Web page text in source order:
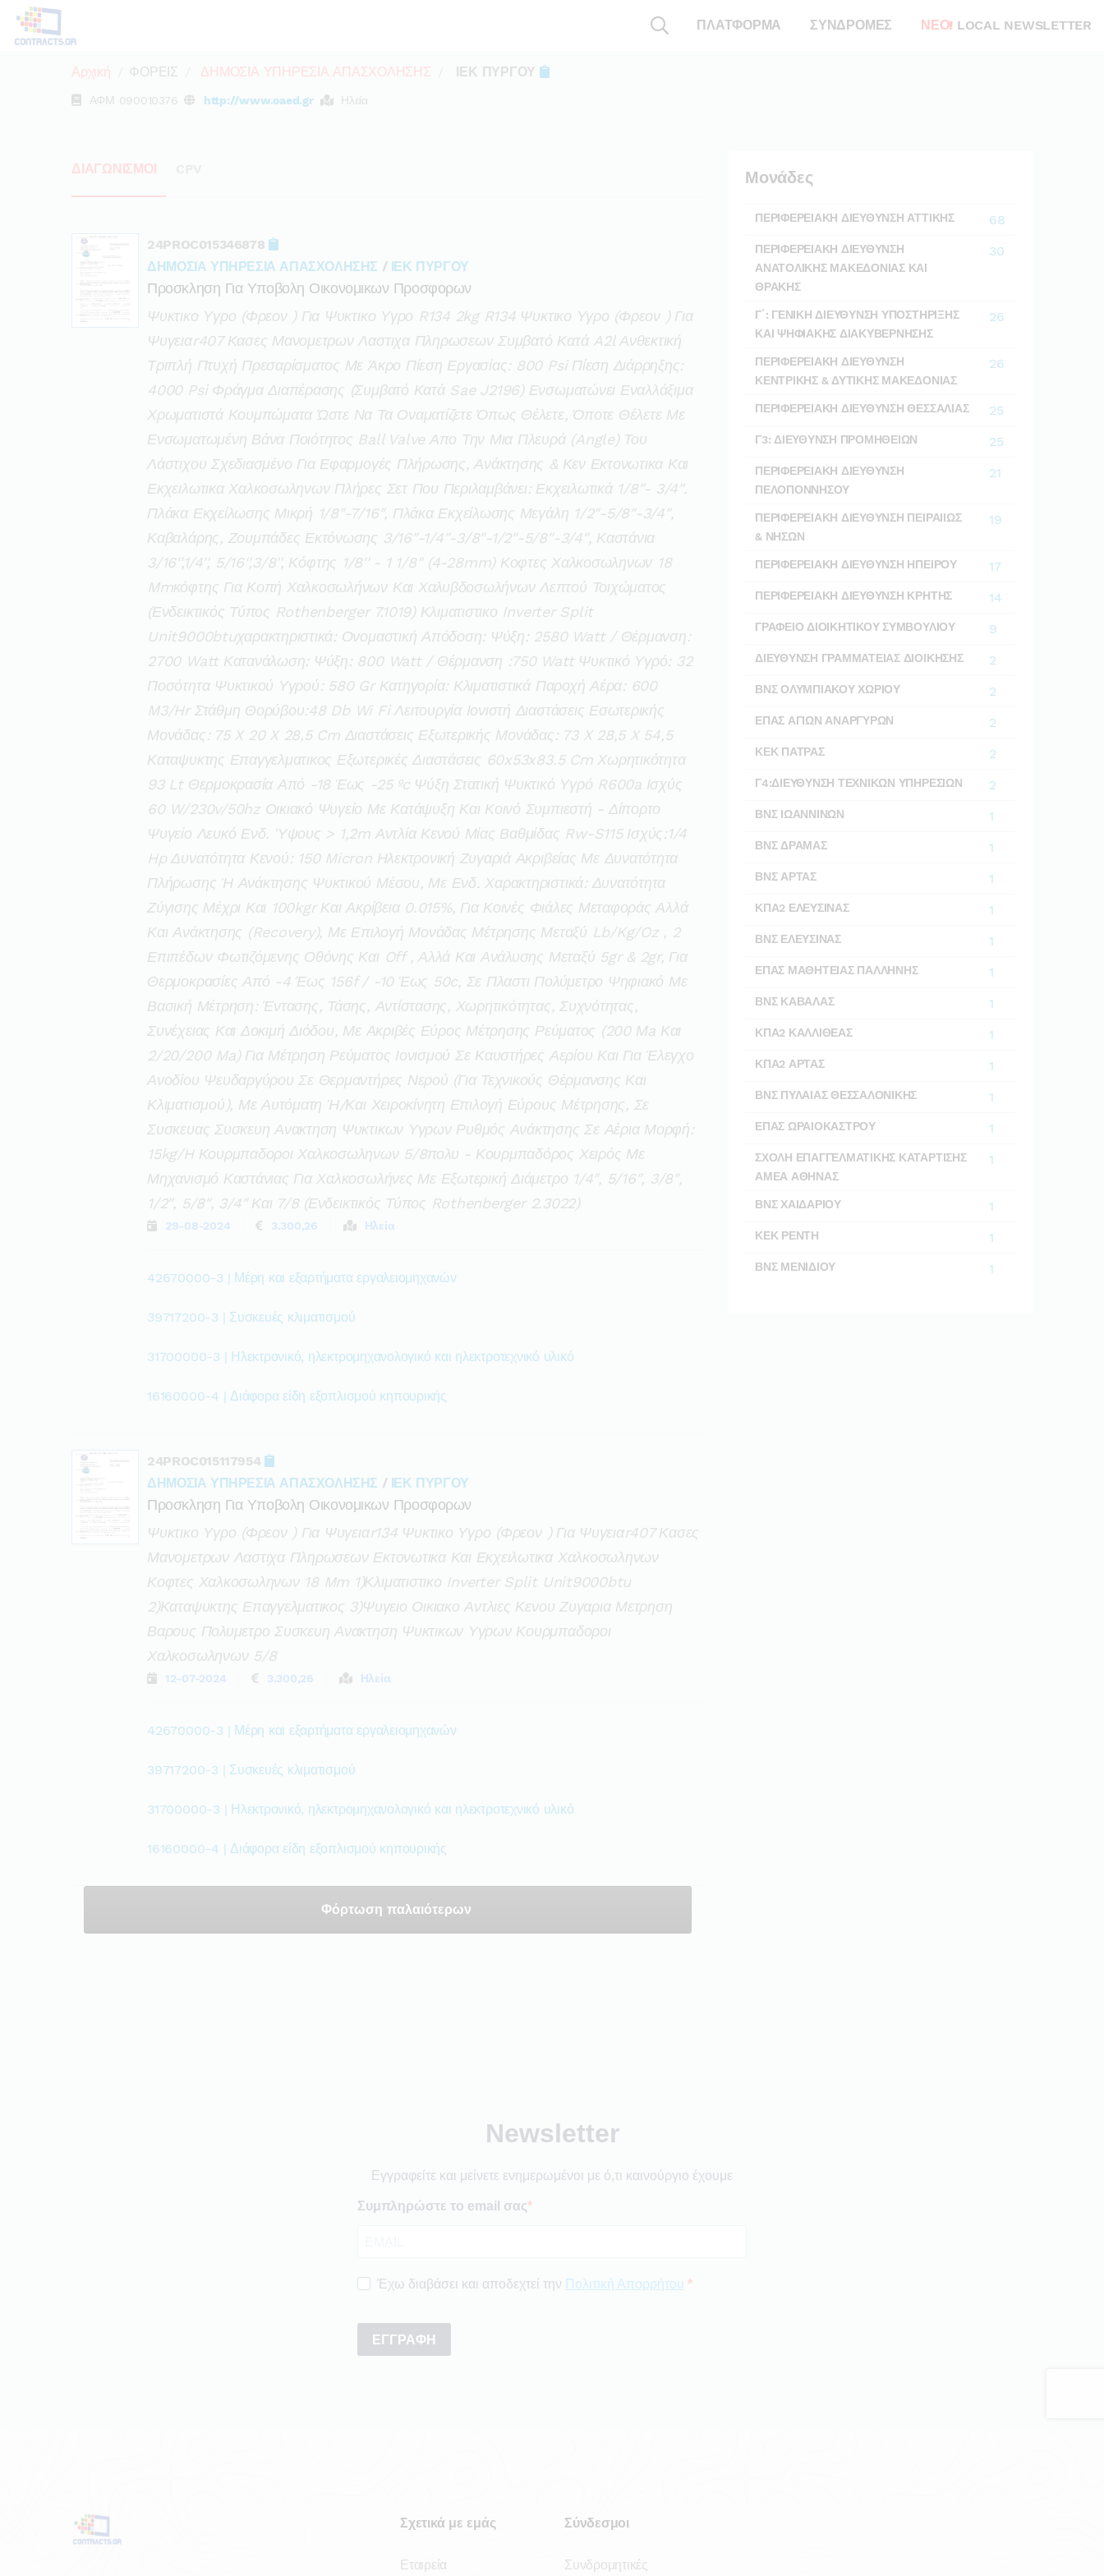
ΠΛΑΤΦΟΡΜΑ ΣΥΝΔΡΟΜΕΣ ΝΕΟ! LOCAL NEWSLETTER
Αρχική ΦΟΡΕΙΣ ΔΗΜΟΣΙΑ ΥΠΗΡΕΣΙΑ ΑΠΑΣΧΟΛΗΣΗΣ ΙΕΚ ΠΥΡΓΟΥ
ΑΦΜ 090010376 http://www.oaed.gr Ηλεία
Μονάδες
ΠΕΡΙΦΕΡΕΙΑΚΗ ΔΙΕΥΘΥΝΣΗ ΑΤΤΙΚΗΣ 68
ΠΕΡΙΦΕΡΕΙΑΚΗ ΔΙΕΥΘΥΝΣΗ
ΑΝΑΤΟΛΙΚΗΣ ΜΑΚΕΔΟΝΙΑΣ ΚΑΙ
ΘΡΑΚΗΣ
30
Γ΄: ΓΕΝΙΚΗ ΔΙΕΥΘΥΝΣΗ ΥΠΟΣΤΗΡΙΞΗΣ
ΚΑΙ ΨΗΦΙΑΚΗΣ ΔΙΑΚΥΒΕΡΝΗΣΗΣ
26
ΠΕΡΙΦΕΡΕΙΑΚΗ ΔΙΕΥΘΥΝΣΗ
ΚΕΝΤΡΙΚΗΣ & ΔΥΤΙΚΗΣ ΜΑΚΕΔΟΝΙΑΣ
26
ΠΕΡΙΦΕΡΕΙΑΚΗ ΔΙΕΥΘΥΝΣΗ ΘΕΣΣΑΛΙΑΣ 25
Γ3: ΔΙΕΥΘΥΝΣΗ ΠΡΟΜΗΘΕΙΩΝ 25
ΠΕΡΙΦΕΡΕΙΑΚΗ ΔΙΕΥΘΥΝΣΗ
ΠΕΛΟΠΟΝΝΗΣΟΥ
21
ΠΕΡΙΦΕΡΕΙΑΚΗ ΔΙΕΥΘΥΝΣΗ ΠΕΙΡΑΙΙΩΣ
& ΝΗΣΩΝ
19
ΠΕΡΙΦΕΡΕΙΑΚΗ ΔΙΕΥΘΥΝΣΗ ΗΠΕΙΡΟΥ 17
ΠΕΡΙΦΕΡΕΙΑΚΗ ΔΙΕΥΘΥΝΣΗ ΚΡΗΤΗΣ 14
ΓΡΑΦΕΙΟ ΔΙΟΙΚΗΤΙΚΟΥ ΣΥΜΒΟΥΛΙΟΥ 9
ΔΙΕΥΘΥΝΣΗ ΓΡΑΜΜΑΤΕΙΑΣ ΔΙΟΙΚΗΣΗΣ 2
ΒΝΣ ΟΛΥΜΠΙΑΚΟΥ ΧΩΡΙΟΥ 2
ΕΠΑΣ ΑΓΙΩΝ ΑΝΑΡΓΥΡΩΝ 2
ΚΕΚ ΠΑΤΡΑΣ 2
Γ4:ΔΙΕΥΘΥΝΣΗ ΤΕΧΝΙΚΩΝ ΥΠΗΡΕΣΙΩΝ 2
ΒΝΣ ΙΩΑΝΝΙΝΩΝ 1
ΒΝΣ ΔΡΑΜΑΣ 1
ΒΝΣ ΑΡΤΑΣ 1
ΚΠΑ2 ΕΛΕΥΣΙΝΑΣ 1
ΒΝΣ ΕΛΕΥΣΙΝΑΣ 1
ΕΠΑΣ ΜΑΘΗΤΕΙΑΣ ΠΑΛΛΗΝΗΣ 1
ΒΝΣ ΚΑΒΑΛΑΣ 1
ΚΠΑ2 ΚΑΛΛΙΘΕΑΣ 1
ΚΠΑ2 ΑΡΤΑΣ 1
ΒΝΣ ΠΥΛΑΙΑΣ ΘΕΣΣΑΛΟΝΙΚΗΣ 1
ΕΠΑΣ ΩΡΑΙΟΚΑΣΤΡΟΥ 1
ΣΧΟΛΗ ΕΠΑΓΓΕΛΜΑΤΙΚΗΣ ΚΑΤΑΡΤΙΣΗΣ
ΑΜΕΑ ΑΘΗΝΑΣ
1
ΒΝΣ ΧΑΙΔΑΡΙΟΥ 1
ΚΕΚ ΡΕΝΤΗ 1
ΒΝΣ ΜΕΝΙΔΙΟΥ 1
ΔΙΑΓΩΝΙΣΜΟΙ
24PROC015346878
ΔΗΜΟΣΙΑ ΥΠΗΡΕΣΙΑ ΑΠΑΣΧΟΛΗΣΗΣ / ΙΕΚ ΠΥΡΓΟΥ
Προσκληση Για Υποβολη Οικονομικων Προσφορων
Ψυκτικο Υγρο (φρεον ) Για Ψυκτικο Υγρο R134 2kg R134 Ψυκτικο Υγρο (φρεον ) Για
Ψυγειαr407 Κασες Μανομετρων Λαστιχα Πληρωσεων Συμβατό Κατά A2l Ανθεκτική
Τριπλή Πτυχή Πρεσαρίσματος Με Άκρο Πίεση Εργασίας: 800 Psi Πίεση Διάρρηξης:
4000 Psi Φράγμα Διαπέρασης (συμβατό Κατά Sae J2196) Ενσωματώνει Εναλλάξιμα
Χρωματιστά Κουμπώματα Ώστε Να Τα Οναματίζετε Όπως Θέλετε, Όποτε Θέλετε Με
Ενσωματωμένη Βάνα Ποιότητος Ball Valve Απο Την Μια Πλευρά (angle) Του
Λάστιχου Σχεδιασμένο Για Εφαρμογές Πλήρωσης, Ανάκτησης & Κεν Εκτονωτικα Και
Εκχειλωτικα Χαλκοσωληνων Πλήρες Σετ Που Περιλαμβάνει: Εκχειλωτικά 1/8″- 3/4″.
Πλάκα Εκχείλωσης Μικρή 1/8″-7/16″, Πλάκα Εκχείλωσης Μεγάλη 1/2″-5/8″-3/4″,
Καβαλάρης, Ζουμπάδες Εκτόνωσης 3/16″-1/4″-3/8″-1/2″-5/8″-3/4″, Καστάνια
3/16'',1/4'', 5/16'',3/8'', Κόφτης 1/8'' - 1 1/8'' (4-28mm) Κοφτες Χαλκοσωληνων 18
Mmκόφτης Για Κοπή Χαλκοσωλήνων Και Χαλυβδοσωλήνων Λεπτού Τοιχώματος
(ενδεικτικός Τύπος Rothenberger 7.1019) Κλιματιστικο Inverter Split
Unit9000btuχαρακτηριστικά: Ονομαστική Απόδοση: Ψύξη: 2580 Watt / Θέρμανση:
2700 Watt Κατανάλωση: Ψύξη: 800 Watt / Θέρμανση :750 Watt Ψυκτικό Υγρό: 32
Ποσότητα Ψυκτικού Υγρού: 580 Gr Κατηγορία: Κλιματιστικά Παροχή Αέρα: 600
M3/hr Στάθμη Θορύβου:48 Db Wi Fi Λειτουργία Ιονιστή Διαστάσεις Εσωτερικής
Μονάδας: 75 X 20 X 28,5 Cm Διαστάσεις Εξωτερικής Μονάδας: 73 X 28,5 X 54,5
Καταψυκτης Επαγγελματικος Εξωτερικές Διαστάσεις 60x53x83.5 Cm Χωρητικότητα
93 Lt Θερμοκρασία Από -18 Έως -25 ºc Ψύξη Στατική Ψυκτικό Υγρό R600a Ισχύς
60 W/230v/50hz Οικιακό Ψυγείο Με Κατάψυξη Και Κοινό Συμπιεστή - Δίπορτο
Ψυγείο Λευκό Ενδ. Ύψους > 1,2m Αντλία Κενού Μίας Βαθμίδας Rw-S115 Ισχύς:1/4
Hp Δυνατότητα Κενού: 150 Micron Ηλεκτρονική Ζυγαριά Ακριβείας Με Δυνατότητα
Πλήρωσης Ή Ανάκτησης Ψυκτικού Μέσου, Με Ενδ. Χαρακτηριστικά: Δυνατότητα
Ζύγισης Μέχρι Και 100kgr Και Ακρίβεια 0.015%, Για Κοινές Φιάλες Μεταφοράς Αλλά
Και Ανάκτησης (recovery), Με Επιλογή Μονάδας Μέτρησης Μεταξύ Lb/kg/oz , 2
Επιπέδων Φωτιζόμενης Οθόνης Και Off , Αλλά Και Ανάλυσης Μεταξύ 5gr & 2gr, Για
Θερμοκρασίες Από -4 Έως 156f / -10 Έως 50c, Σε Πλαστι Πολύμετρο Ψηφιακό Με
Βασική Μέτρηση: Έντασης, Τάσης, Αντίστασης, Χωρητικότητας, Συχνότητας,
Συνέχειας Και Δοκιμή Διόδου, Με Ακριβές Εύρος Μέτρησης Ρεύματος (200 Μa Και
2/20/200 Ma) Για Μέτρηση Ρεύματος Ιονισμού Σε Καυστήρες Αερίου Και Για Έλεγχο
Ανοδίου Ψευδαργύρου Σε Θερμαντήρες Νερού (για Τεχνικούς Θέρμανσης Και
Κλιματισμού), Με Αυτόματη Ή/και Χειροκίνητη Επιλογή Εύρους Μέτρησης, Σε
Συσκευας Συσκευη Ανακτηση Ψυκτικων Υγρων Ρυθμός Ανάκτησης Σε Αέρια Μορφή:
15kg/h Κουρμπαδοροι Χαλκοσωληνων 5/8πολυ - Κουρμπαδόρος Χειρός Με
Μηχανισμό Καστάνιας Για Χαλκοσωλήνες Με Εξωτερική Διάμετρο 1/4″, 5/16″, 3/8″,
1/2″, 5/8″, 3/4″ Και 7/8 (ενδεικτικός Τύπος Rothenberger 2.3022)
29-08-2024 3.300,26 Ηλεία
42670000-3 | Μέρη και εξαρτήματα εργαλειομηχανών
39717200-3 | Συσκευές κλιματισμού
31700000-3 | Ηλεκτρονικό, ηλεκτρομηχανολογικό και ηλεκτροτεχνικό υλικό
16160000-4 | Διάφορα είδη εξοπλισμού κηπουρικής
24PROC015117954
ΔΗΜΟΣΙΑ ΥΠΗΡΕΣΙΑ ΑΠΑΣΧΟΛΗΣΗΣ / ΙΕΚ ΠΥΡΓΟΥ
Προσκληση Για Υποβολη Οικονομικων Προσφορων
Ψυκτικο Υγρο (φρεον ) Για Ψυγειαr134 Ψυκτικο Υγρο (φρεον ) Για Ψυγειαr407 Κασες
Μανομετρων Λαστιχα Πληρωσεων Εκτονωτικα Και Εκχειλωτικα Χαλκοσωληνων
Κοφτες Χαλκοσωληνων 18 Mm 1)κλιματιστικο Inverter Split Unit9000btu
2)καταψυκτης Επαγγελματικος 3)ψυγειο Οικιακο Αντλιες Κενου Ζυγαρια Μετρηση
Βαρους Πολυμετρο Συσκευη Ανακτηση Ψυκτικων Υγρων Κουρμπαδοροι
Χαλκοσωληνων 5/8
12-07-2024 3.300,26 Ηλεία
42670000-3 | Μέρη και εξαρτήματα εργαλειομηχανών
39717200-3 | Συσκευές κλιματισμού
31700000-3 | Ηλεκτρονικό, ηλεκτρομηχανολογικό και ηλεκτροτεχνικό υλικό
16160000-4 | Διάφορα είδη εξοπλισμού κηπουρικής
Φόρτωση παλαιότερων
Σχετικά με εμάς
Εταιρεία
Σύνδεσμοι
Συνδρομητικές